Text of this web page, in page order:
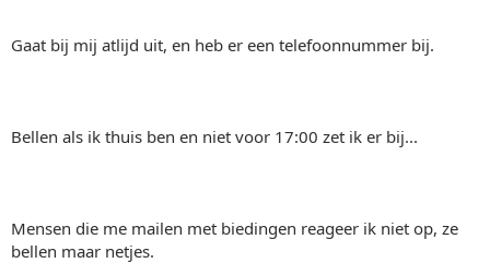
Gaat bij mij atlijd uit, en heb er een telefoonnummer bij.
Bellen als ik thuis ben en niet voor 17:00 zet ik er bij...
Mensen die me mailen met biedingen reageer ik niet op, ze
bellen maar netjes.